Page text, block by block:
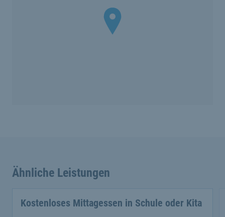
Ähnliche Leistungen
Kostenloses Mittagessen in Schule oder Kita